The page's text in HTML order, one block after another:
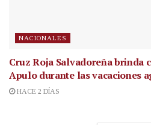
NACIONALES
Cruz Roja Salvadoreña brinda
Apulo durante las vacaciones
HACE 2 DÍAS